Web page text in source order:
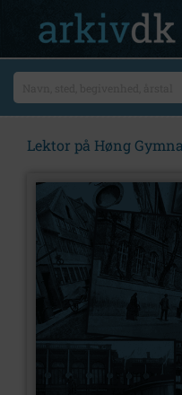
Lektor på Høng